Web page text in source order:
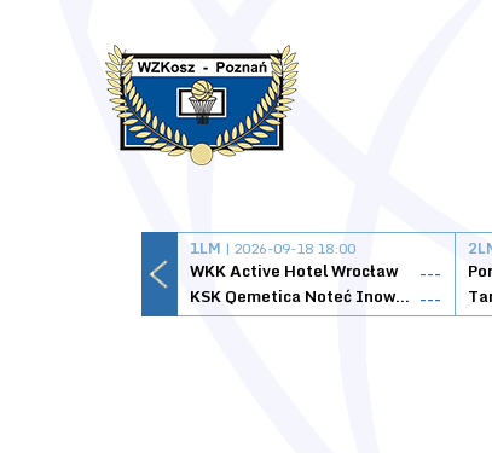
1LM | 2026-09-18 18:00
WKK Active Hotel Wrocław
---
KSK Qemetica Noteć Inowrocław ---